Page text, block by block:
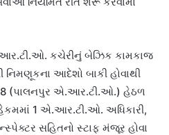
કચેરીનું બેઝિક કામકાજ
નિમણૂકના આદેશો બાકી હોવાથી
8 (પાલનપુર એ.આર.ટી.ઓ.) હેઠળ
1 એ.આર.ટી.ઓ. અધિકારી,
સહિતનો સ્ટાફ મંજૂર હોવા